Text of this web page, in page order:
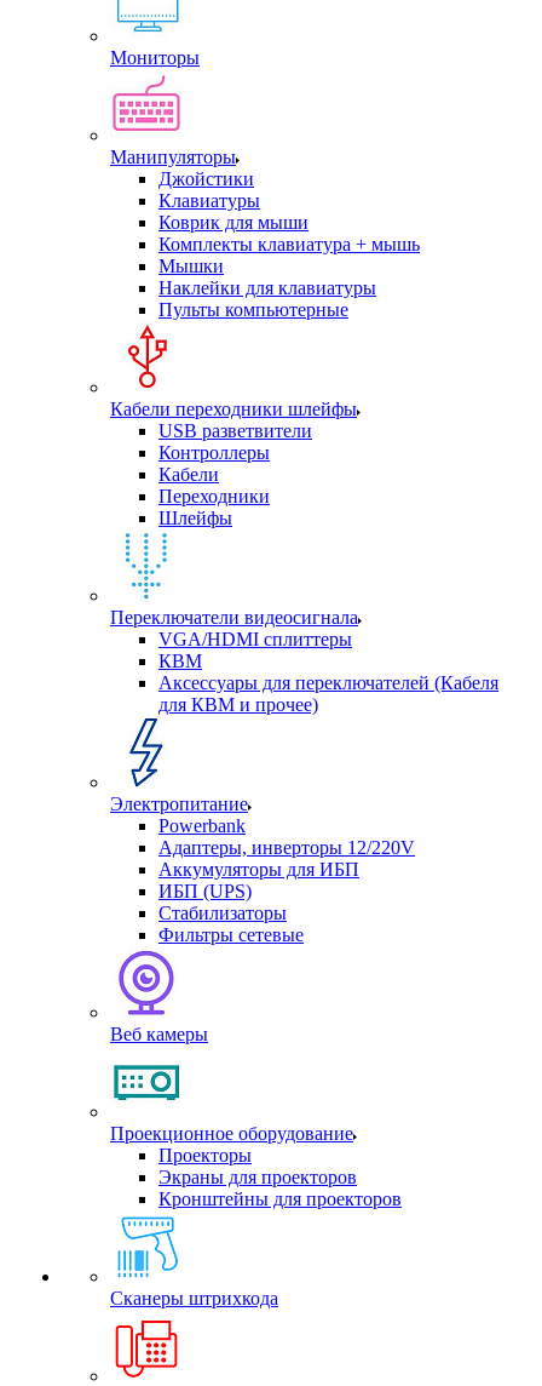
Мониторы
Манипуляторы
Джойстики
Клавиатуры
Коврик для мыши
Комплекты клавиатура + мышь
Мышки
Наклейки для клавиатуры
Пульты компьютерные
Кабели переходники шлейфы
USB разветвители
Контроллеры
Кабели
Переходники
Шлейфы
Переключатели видеосигнала
VGA/HDMI сплиттеры
КВМ
Аксессуары для переключателей (Кабеля
для КВМ и прочее)
Электропитание
Powerbank
Адаптеры, инверторы 12/220V
Аккумуляторы для ИБП
ИБП (UPS)
Стабилизаторы
Фильтры сетевые
Веб камеры
Проекционное оборудование
Проекторы
Экраны для проекторов
Кронштейны для проекторов
Сканеры штрихкода